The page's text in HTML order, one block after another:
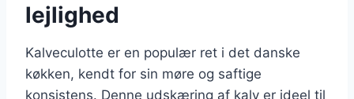
lejlighed
Kalveculotte er en populær ret i det danske
køkken, kendt for sin møre og saftige
konsistens. Denne udskæring af kalv er ideel til